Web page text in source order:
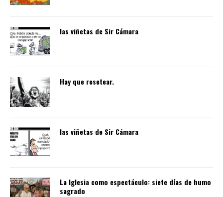
las viñetas de Sir Cámara
Hay que resetear.
las viñetas de Sir Cámara
La Iglesia como espectáculo: siete días de humo
sagrado